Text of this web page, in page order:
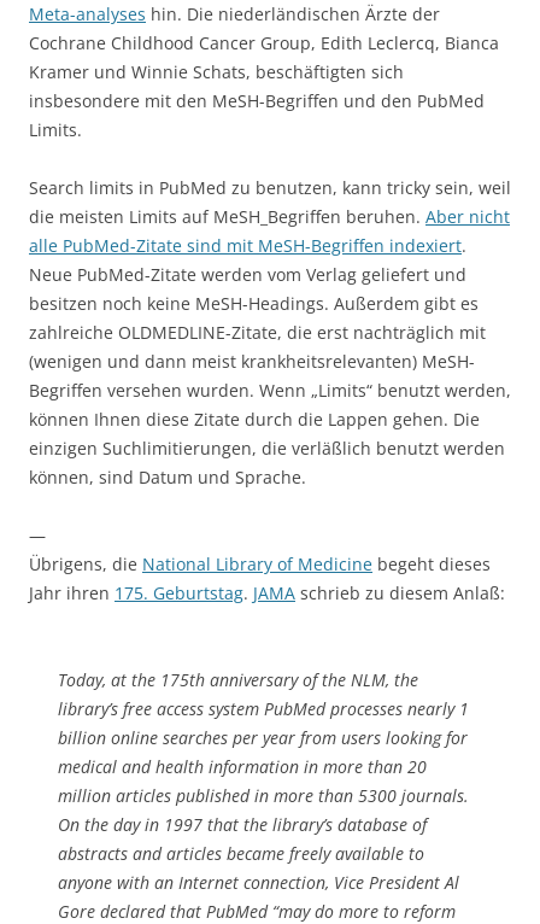
Meta-analyses hin. Die niederländischen Ärzte der
Cochrane Childhood Cancer Group, Edith Leclercq, Bianca
Kramer und Winnie Schats, beschäftigten sich
insbesondere mit den MeSH-Begriffen und den PubMed
Limits.
Search limits in PubMed zu benutzen, kann tricky sein, weil
die meisten Limits auf MeSH_Begriffen beruhen. Aber nicht
alle PubMed-Zitate sind mit MeSH-Begriffen indexiert.
Neue PubMed-Zitate werden vom Verlag geliefert und
besitzen noch keine MeSH-Headings. Außerdem gibt es
zahlreiche OLDMEDLINE-Zitate, die erst nachträglich mit
(wenigen und dann meist krankheitsrelevanten) MeSH-
Begriffen versehen wurden. Wenn „Limits“ benutzt werden,
können Ihnen diese Zitate durch die Lappen gehen. Die
einzigen Suchlimitierungen, die verläßlich benutzt werden
können, sind Datum und Sprache.
—
Übrigens, die National Library of Medicine begeht dieses
Jahr ihren 175. Geburtstag. JAMA schrieb zu diesem Anlaß:
Today, at the 175th anniversary of the NLM, the
library’s free access system PubMed processes nearly 1
billion online searches per year from users looking for
medical and health information in more than 20
million articles published in more than 5300 journals.
On the day in 1997 that the library’s database of
abstracts and articles became freely available to
anyone with an Internet connection, Vice President Al
Gore declared that PubMed “may do more to reform